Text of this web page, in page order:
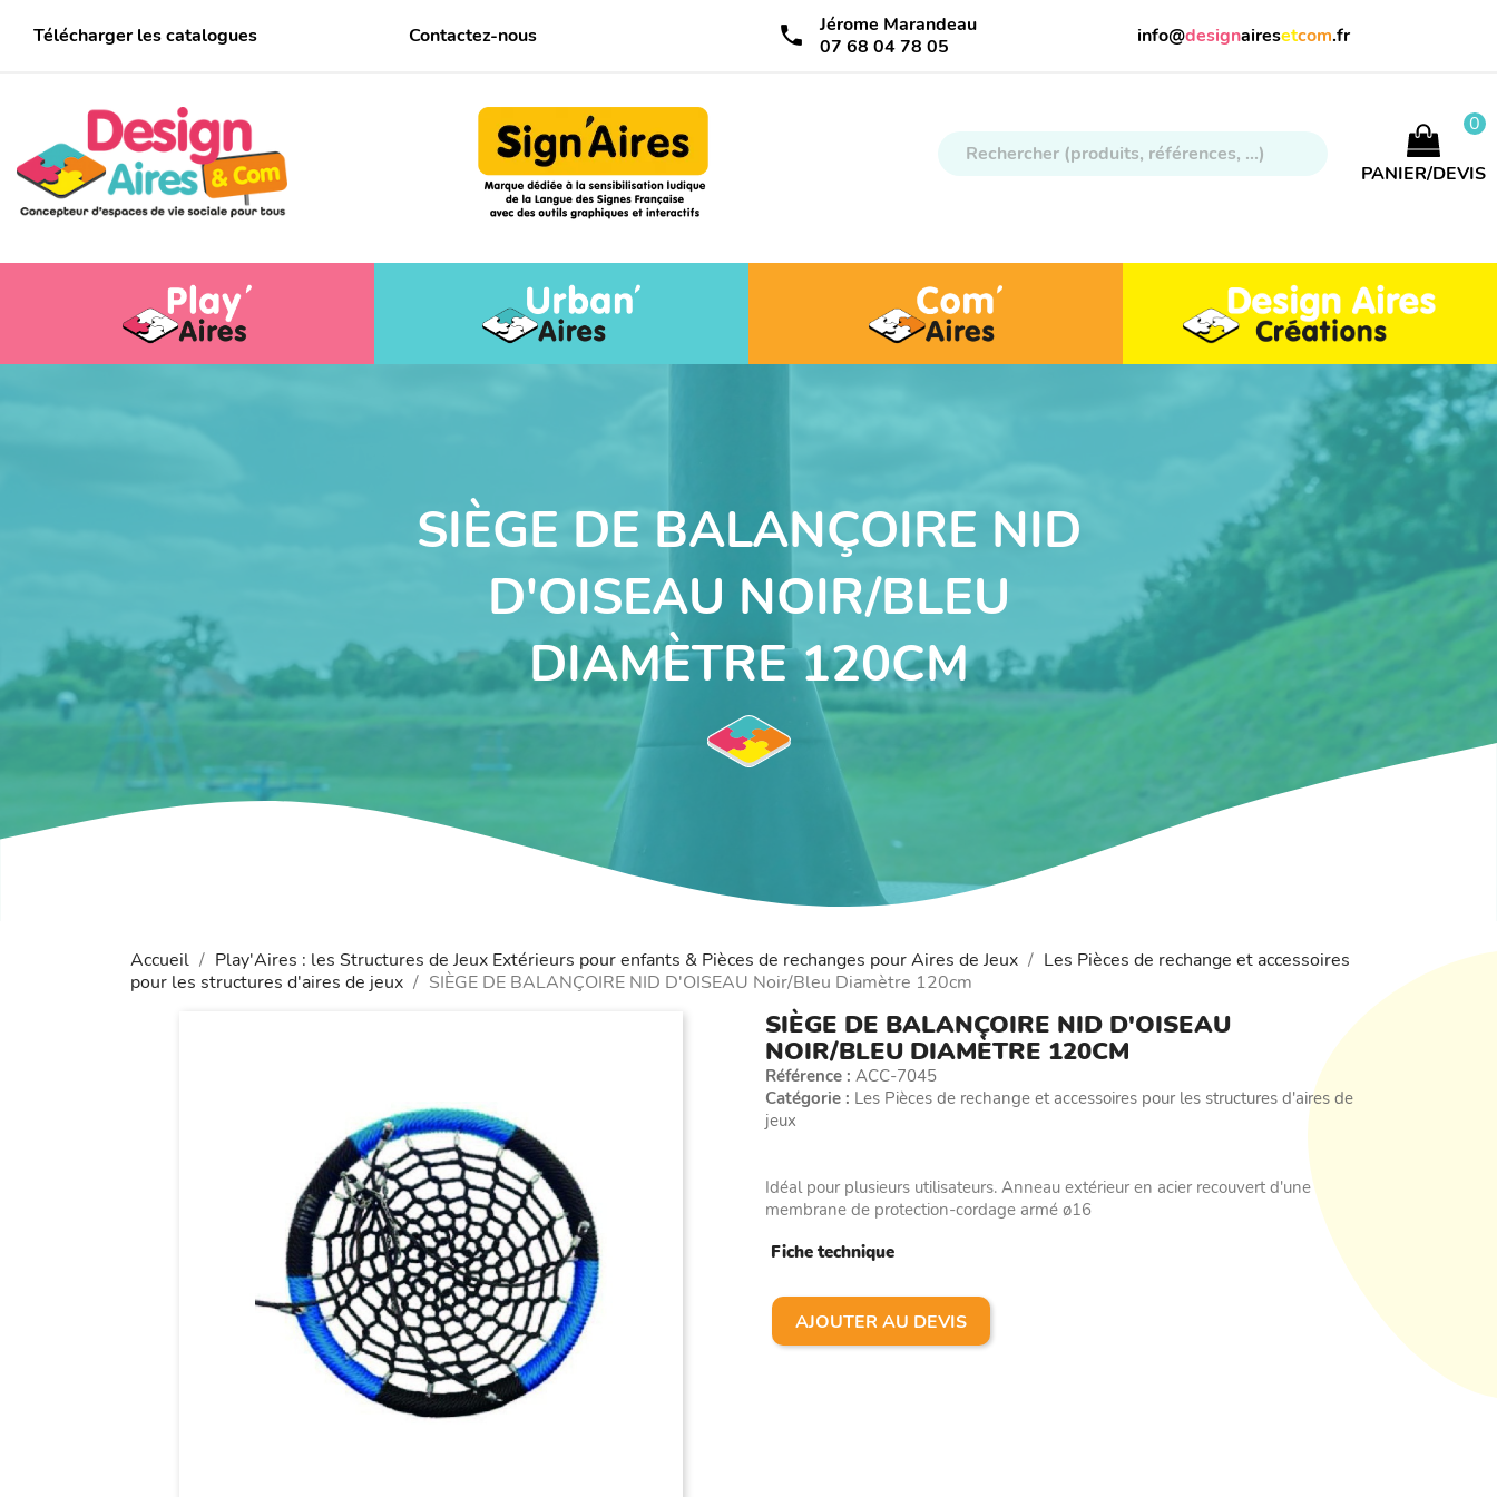
Télécharger les catalogues Contactez-nous call
Jérome Marandeau
07 68 04 78 05
info@designairesetcom.fr
0
PANIER/DEVIS
SIÈGE DE BALANÇOIRE NID
D'OISEAU NOIR/BLEU
DIAMÈTRE 120CM
Accueil Play'Aires : les Structures de Jeux Extérieurs pour enfants & Pièces de rechanges pour Aires de Jeux
Les Pièces de rechange et accessoires
pour les structures d'aires de jeux
SIÈGE DE BALANÇOIRE NID D'OISEAU Noir/Bleu Diamètre 120cm
SIÈGE DE BALANÇOIRE NID D'OISEAU
NOIR/BLEU DIAMÈTRE 120CM
Référence : ACC-7045
Catégorie : Les Pièces de rechange et accessoires pour les structures d'aires de
jeux
Idéal pour plusieurs utilisateurs. Anneau extérieur en acier recouvert d'une
membrane de protection-cordage armé ø16
Fiche technique
AJOUTER AU DEVIS